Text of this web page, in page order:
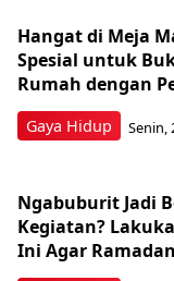
Gaya Hidup
Hangat di Meja
Spesial untuk
Rumah dengan
Senin,
Ngabuburit Jadi
Kegiatan?
Ini Agar